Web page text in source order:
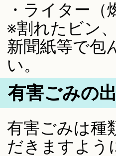
・ライター
※割れたビン
新聞紙等で包
い。
有害ごみの
有害ごみは種
だきますよう